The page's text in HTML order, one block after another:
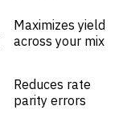
Maximizes yield
across your mix
Reduces rate
parity errors